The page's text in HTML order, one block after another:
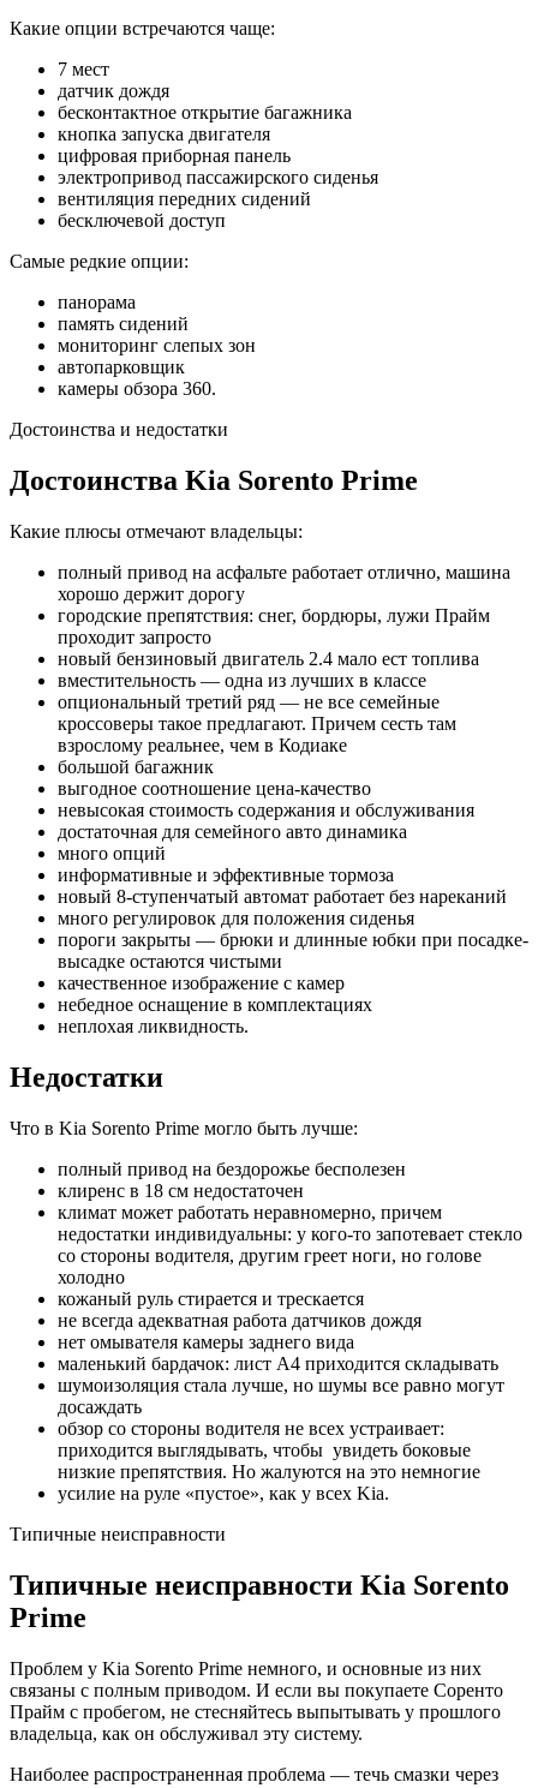
Какие опции встречаются чаще:
7 мест
датчик дождя
бесконтактное открытие багажника
кнопка запуска двигателя
цифровая приборная панель
электропривод пассажирского сиденья
вентиляция передних сидений
бесключевой доступ
Самые редкие опции:
панорама
память сидений
мониторинг слепых зон
автопарковщик
камеры обзора 360.
Достоинства и недостатки
Достоинства Kia Sorento Prime
Какие плюсы отмечают владельцы:
полный привод на асфальте работает отлично, машина
хорошо держит дорогу
городские препятствия: снег, бордюры, лужи Прайм
проходит запросто
новый бензиновый двигатель 2.4 мало ест топлива
вместительность — одна из лучших в классе
опциональный третий ряд — не все семейные
кроссоверы такое предлагают. Причем сесть там
взрослому реальнее, чем в Кодиаке
большой багажник
выгодное соотношение цена-качество
невысокая стоимость содержания и обслуживания
достаточная для семейного авто динамика
много опций
информативные и эффективные тормоза
новый 8-ступенчатый автомат работает без нареканий
много регулировок для положения сиденья
пороги закрыты — брюки и длинные юбки при посадке-
высадке остаются чистыми
качественное изображение с камер
небедное оснащение в комплектациях
неплохая ликвидность.
Недостатки
Что в Kia Sorento Prime могло быть лучше:
полный привод на бездорожье бесполезен
клиренс в 18 см недостаточен
климат может работать неравномерно, причем
недостатки индивидуальны: у кого-то запотевает стекло
со стороны водителя, другим греет ноги, но голове
холодно
кожаный руль стирается и трескается
не всегда адекватная работа датчиков дождя
нет омывателя камеры заднего вида
маленький бардачок: лист А4 приходится складывать
шумоизоляция стала лучше, но шумы все равно могут
досаждать
обзор со стороны водителя не всех устраивает:
приходится выглядывать, чтобы увидеть боковые
низкие препятствия. Но жалуются на это немногие
усилие на руле «пустое», как у всех Kia.
Типичные неисправности
Типичные неисправности Kia Sorento
Prime
Проблем у Kia Sorento Prime немного, и основные из них
связаны с полным приводом. И если вы покупаете Соренто
Прайм с пробегом, не стесняйтесь выпытывать у прошлого
владельца, как он обслуживал эту систему.
Наиболее распространенная проблема — течь смазки через